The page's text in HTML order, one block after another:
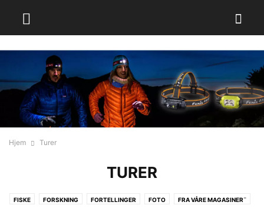
Hjem Turer
TURER
FISKE FORSKNING FORTELLINGER FOTO FRA VÅRE MAGASINER¨